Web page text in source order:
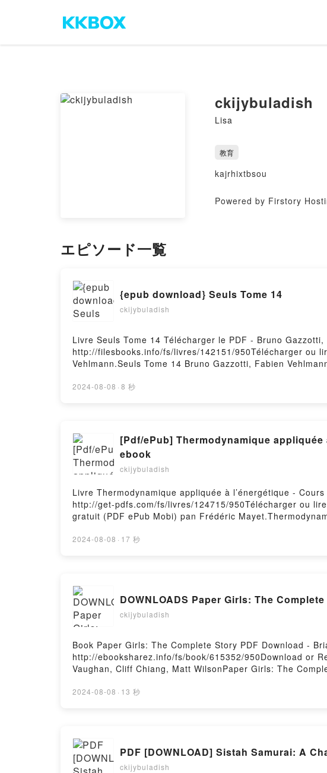
ckijybuladish
Lisa
教育
kajrhixtbsou
Powered by Firstory
エピソード一覧
{epub download} Seuls Tome 14
ckijybuladish
Livre Seuls Tome 14 Télécharger le PDF - Bruno
http://filesbooks.info/fs/livres/142151/950Télécharger ou
Vehlmann.Seuls Tome 14 Bruno Gazzotti, Fabien
Vehlmann VK, Seuls Tome 14 Bruno Gazzotti, Fabien
2024-08-08 · 8 秒
[Pdf/ePub] Thermodynamique appliquée à l’énergétique - Cours et exercices
ebook
ckijybuladish
Livre Thermodynamique appliquée à l’énergétique -
http://get-pdfs.com/fs/livres/124715/950Télécharger ou
gratuit (PDF ePub Mobi) pan Frédéric
et exercices corrigés Frédéric Mayet Lire en ligne ,
Hosting
2024-08-08 · 17 秒
DOWNLOADS Paper Girls: The
ckijybuladish
Book Paper Girls: The Complete Story PDF Download -
http://ebooksharez.info/fs/book/615352/950Download or
Vaughan, Cliff Chiang, Matt WilsonPaper Girls: The
Girls: The Complete Story Brian K. Vaughan, Cliff
2024-08-08 · 13 秒
PDF [DOWNLOAD] Sistah Samurai: A
ckijybuladish